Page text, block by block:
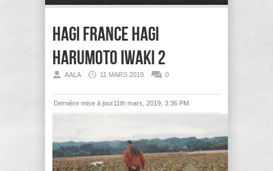
Hagi France Hagi
Harumoto Iwaki 2
AALA 11 MARS 2019 0
Dernière mise à jour11th mars, 2019, 3:36 PM